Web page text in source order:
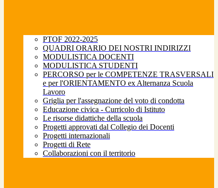
PTOF 2022-2025
QUADRI ORARIO DEI NOSTRI INDIRIZZI
MODULISTICA DOCENTI
MODULISTICA STUDENTI
PERCORSO per le COMPETENZE TRASVERSALI
e per l'ORIENTAMENTO ex Alternanza Scuola
Lavoro
Griglia per l'assegnazione del voto di condotta
Educazione civica - Curricolo di Istituto
Le risorse didattiche della scuola
Progetti approvati dal Collegio dei Docenti
Progetti internazionali
Progetti di Rete
Collaborazioni con il territorio